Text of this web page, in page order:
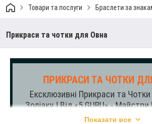
Товари та послуги Браслети за
Прикраси та чотки для Овна
ПРИКРАСИ ТА ЧОТКИ
Ексклюзивні Прикраси та
Зодіаку | Від «5 GURU» -
Каменів
Показати все